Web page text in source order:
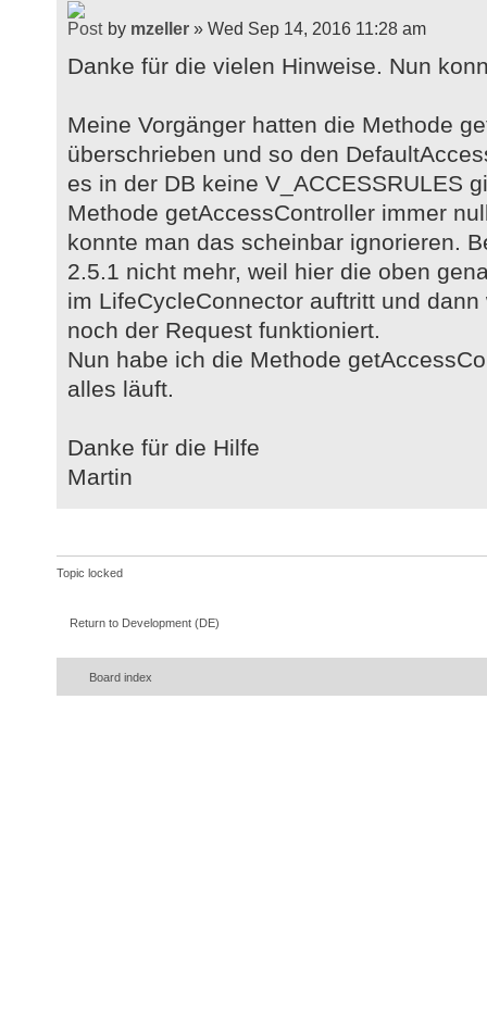
by mzeller » Wed Sep 14, 2016 11:28 am
Danke für die vielen Hinweise. Nun
Meine Vorgänger hatten die Methode
überschrieben und so den
es in der DB keine V_ACCESSRULES
Methode getAccessController immer
konnte man das scheinbar ignorieren.
2.5.1 nicht mehr, weil hier die oben
im LifeCycleConnector auftritt und
noch der Request funktioniert.
Nun habe ich die Methode
alles läuft.
Danke für die Hilfe
Martin
Topic locked
Return to Development (DE)
Board index